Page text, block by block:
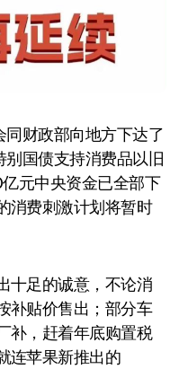
财政部向地方下达了
国债支持消费品以旧
元中央资金已全部下
消费刺激计划将暂时
十足的诚意，不论消
补贴价售出；部分车
补，赶着年底购置税
连苹果新推出的